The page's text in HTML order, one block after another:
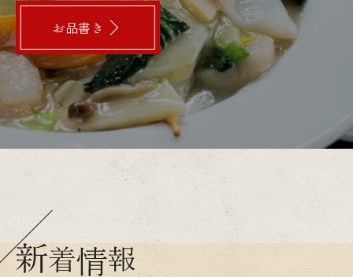
お品書き